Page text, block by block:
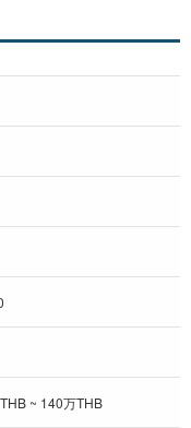
~ 140万THB